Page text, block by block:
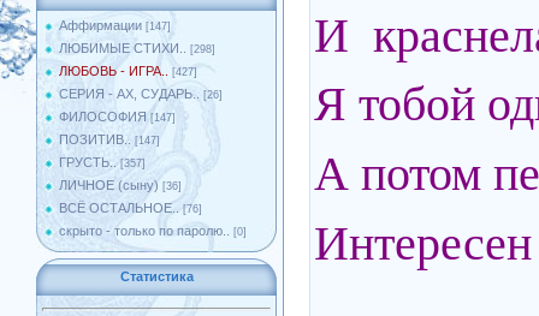
Аффирмации [147]
ЛЮБИМЫЕ СТИХИ.. [298]
ЛЮБОВЬ - ИГРА.. [427]
СЕРИЯ - АХ, СУДАРЬ.. [26]
ФИЛОСОФИЯ [147]
ПОЗИТИВ.. [147]
ГРУСТЬ.. [357]
ЛИЧНОЕ (сыну) [36]
ВСЁ ОСТАЛЬНОЕ.. [76]
скрыто - только по паролю.. [0]
Статистика
И
Я тобой
А потом